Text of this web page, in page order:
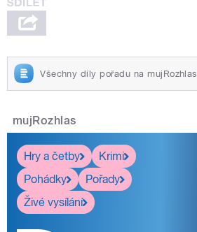
Všechny díly pořadu na mujRozhlas
mujRozhlas
Hry a četby
Krimi
Pohádky
Pořady
Živé vysílání